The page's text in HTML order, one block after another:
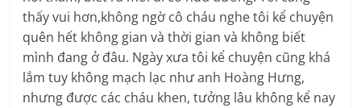
thấy vui hơn,không ngờ cô cháu nghe tôi kể chuyện
quên hết không gian và thời gian và không biết
mình đang ở đâu. Ngày xưa tôi kể chuyện cũng khá
lắm tuy không mạch lạc như anh Hoàng Hưng,
nhưng được các cháu khen, tưởng lâu không kể nay